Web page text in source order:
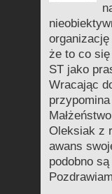
że to co się
ST jako
Wracając
Oleksiak z
awans
podobno